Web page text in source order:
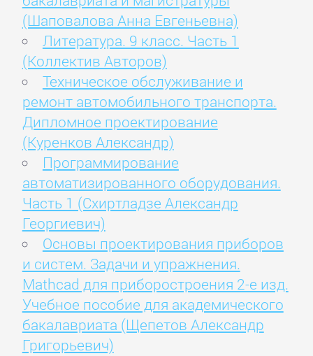
(Шаповалова Анна Евгеньевна)
Литература. 9 класс. Часть 1
(Коллектив Авторов)
Техническое обслуживание и
ремонт автомобильного транспорта.
Дипломное проектирование
(Куренков Александр)
Программирование
автоматизированного оборудования.
Часть 1 (Схиртладзе Александр
Георгиевич)
Основы проектирования приборов
и систем. Задачи и упражнения.
Mathcad для приборостроения 2-е изд.
Учебное пособие для академического
бакалавриата (Щепетов Александр
Григорьевич)